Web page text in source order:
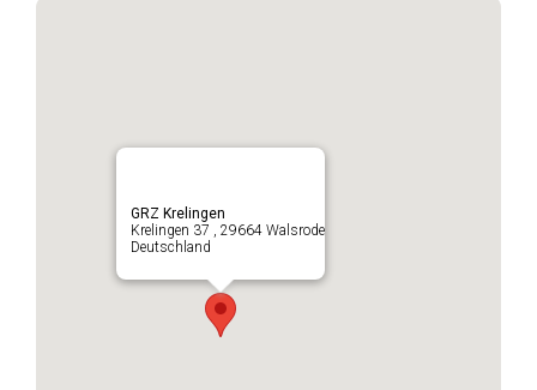
GRZ Krelingen
Krelingen 37 , 29664 Walsrode
Deutschland